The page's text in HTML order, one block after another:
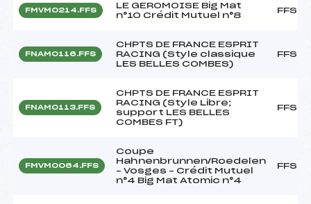
FMVM0214.FFS
LE GEROMOISE Big Mat
n°10 Crédit Mutuel n°8
FFS
FNAM0116.FFS
CHPTS DE FRANCE ESPRIT
RACING (Style classique
LES BELLES COMBES)
FFS
FNAM0113.FFS
CHPTS DE FRANCE ESPRIT
RACING (Style Libre;
support LES BELLES
COMBES FT)
FFS
FMVM0064.FFS
Coupe
Hahnenbrunnen/Roedelen
– Vosges – Crédit Mutuel
n°4 Big Mat Atomic n°4
FFS